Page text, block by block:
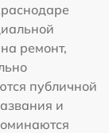
ремонт,
публичной
и